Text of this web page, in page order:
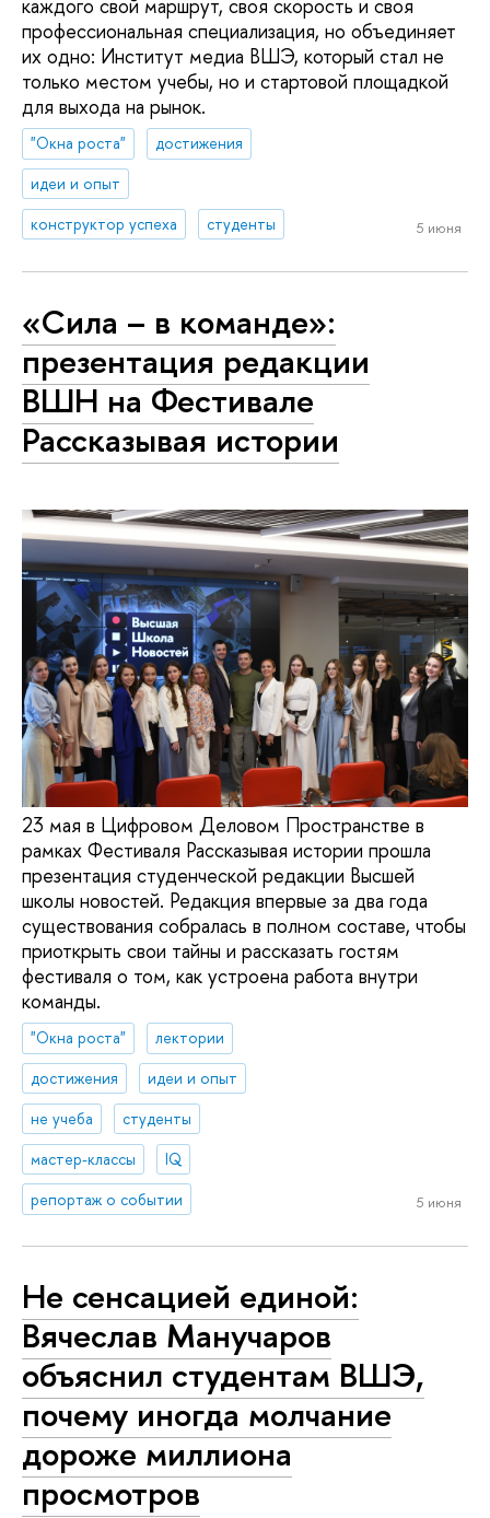
каждого свой маршрут, своя скорость и своя
профессиональная специализация, но объединяет
их одно: Институт медиа ВШЭ, который стал не
только местом учебы, но и стартовой площадкой
для выхода на рынок.
"Окна роста"
достижения
идеи и опыт
конструктор успеха
студенты 5 июня
«Сила – в команде»:
презентация редакции
ВШН на Фестивале
Рассказывая истории
23 мая в Цифровом Деловом Пространстве в
рамках Фестиваля Рассказывая истории прошла
презентация студенческой редакции Высшей
школы новостей. Редакция впервые за два года
существования собралась в полном составе, чтобы
приоткрыть свои тайны и рассказать гостям
фестиваля о том, как устроена работа внутри
команды.
"Окна роста"
лектории
достижения
идеи и опыт
не учеба
студенты
мастер-классы
IQ
репортаж о событии
5 июня
Не сенсацией единой:
Вячеслав Манучаров
объяснил студентам ВШЭ,
почему иногда молчание
дороже миллиона
просмотров